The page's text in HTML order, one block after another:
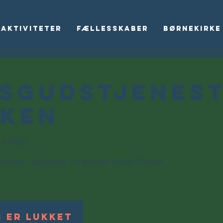
Aktiviteter Fællesskaber Børnekirke
i Vejle
i Byparken – vi afslutter Halløj i Parken
er lukket